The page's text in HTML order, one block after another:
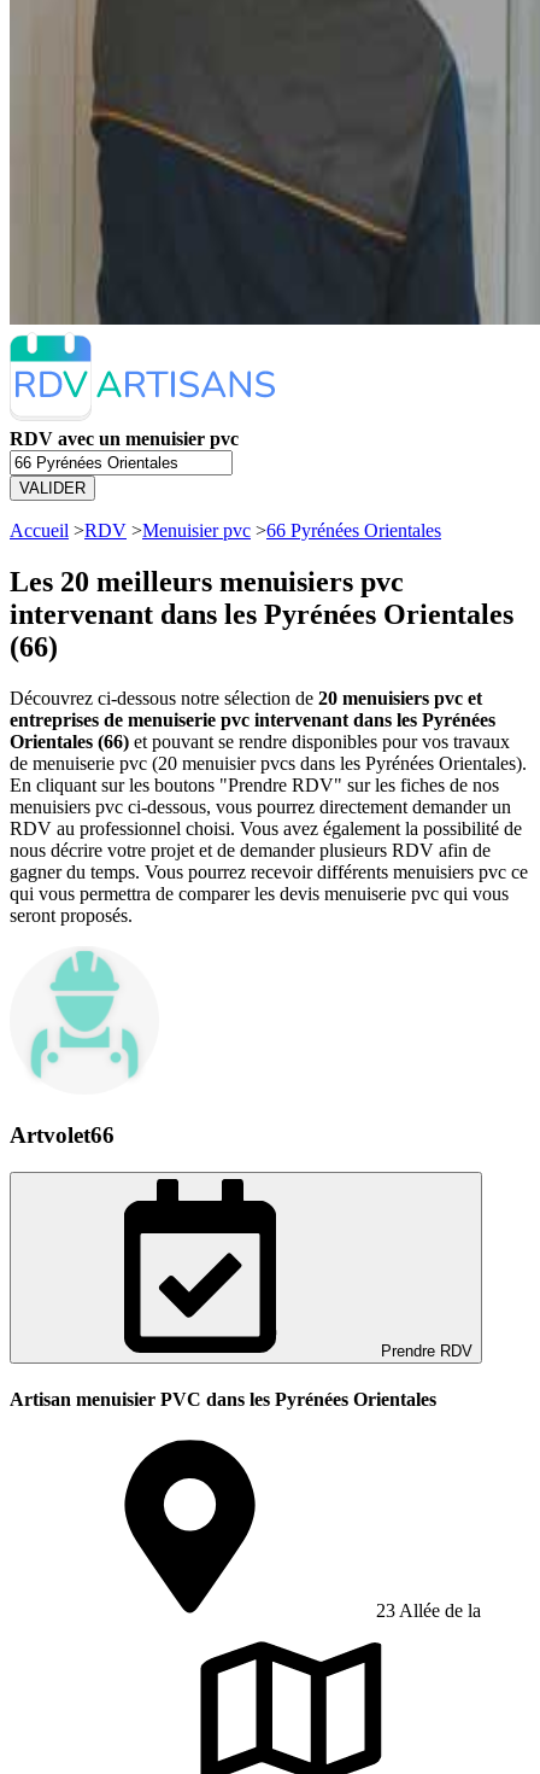
RDV avec un menuisier pvc
VALIDER
Accueil >RDV >Menuisier pvc >66 Pyrénées Orientales
Les 20 meilleurs menuisiers pvc
intervenant dans les Pyrénées Orientales
(66)
Découvrez ci-dessous notre sélection de 20 menuisiers pvc et
entreprises de menuiserie pvc intervenant dans les Pyrénées
Orientales (66) et pouvant se rendre disponibles pour vos travaux
de menuiserie pvc (20 menuisier pvcs dans les Pyrénées Orientales).
En cliquant sur les boutons "Prendre RDV" sur les fiches de nos
menuisiers pvc ci-dessous, vous pourrez directement demander un
RDV au professionnel choisi. Vous avez également la possibilité de
nous décrire votre projet et de demander plusieurs RDV afin de
gagner du temps. Vous pourrez recevoir différents menuisiers pvc ce
qui vous permettra de comparer les devis menuiserie pvc qui vous
seront proposés.
Artvolet66
Prendre RDV
Artisan menuisier PVC dans les Pyrénées Orientales
23 Allée de la